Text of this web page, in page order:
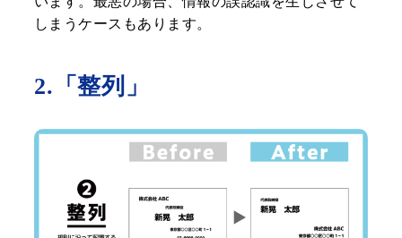
しまうケースもあります。
2.「整列」